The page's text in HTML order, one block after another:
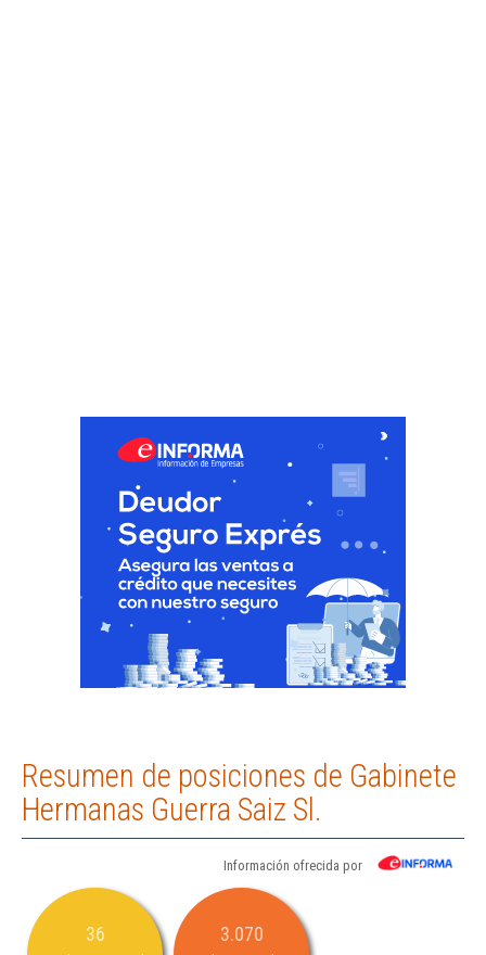
Resumen de posiciones de Gabinete
Hermanas Guerra Saiz Sl.
Información ofrecida por
36 3.070